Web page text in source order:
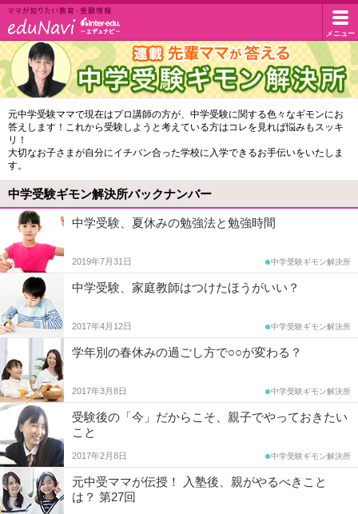
イ
ン
タ
ー
エ
デ
ュ・
ド
ッ
ト
コ
ム
エ
デ
マ
マ
が
知
り
た
い
教
育・
受
験
情
報
メニュー
中
学
受
験
ギ
モ
ン
決
所
元中学受験ママで現在はプロ講師の方が、中学受験に関する色々なギモンにお
答えします！これから受験しようと考えている方はコレを見れば悩みもスッキ
リ！
大切なお子さまが自分にイチバン合った学校に入学できるお手伝いをいたしま
す。
中学受験ギモン解決所バックナンバー
中学受験、夏休みの勉強法と勉強時間
2019年7月31日 中学受験ギモン解決所
中学受験、家庭教師はつけたほうがいい？
2017年4月12日 中学受験ギモン解決所
学年別の春休みの過ごし方で○○が変わる？
2017年3月8日 中学受験ギモン解決所
受験後の「今」だからこそ、親子でやっておきたい
こと
2017年2月8日 中学受験ギモン解決所
元中受ママが伝授！ 入塾後、親がやるべきこと
は？ 第27回